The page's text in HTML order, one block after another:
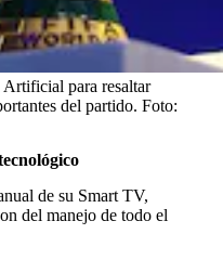
para resaltar
del partido. Foto:
de su Smart TV,
del manejo de todo el